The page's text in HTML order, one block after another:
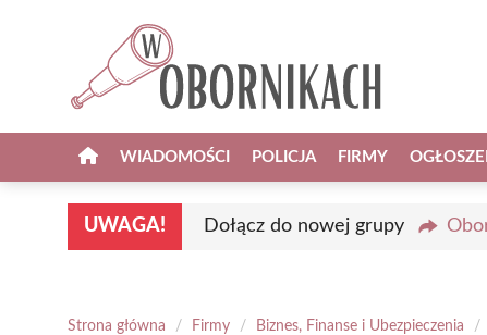
WIADOMOŚCI POLICJA FIRMY
UWAGA! Dołącz do nowej grupy
Strona główna / Firmy / Biznes, Finanse i Ubezpieczenia /